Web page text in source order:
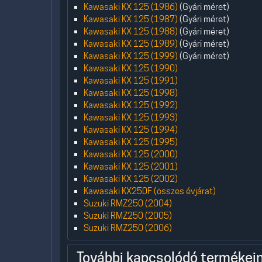
Kawasaki KX 125 (1986) (Gyári méret)
Kawasaki KX 125 (1987) (Gyári méret)
Kawasaki KX 125 (1988) (Gyári méret)
Kawasaki KX 125 (1989) (Gyári méret)
Kawasaki KX 125 (1999) (Gyári méret)
Kawasaki KX 125 (1990)
Kawasaki KX 125 (1991)
Kawasaki KX 125 (1998)
Kawasaki KX 125 (1992)
Kawasaki KX 125 (1993)
Kawasaki KX 125 (1994)
Kawasaki KX 125 (1995)
Kawasaki KX 125 (2000)
Kawasaki KX 125 (2001)
Kawasaki KX 125 (2002)
Kawasaki KX250F (összes évjárat)
Suzuki RMZ250 (2004)
Suzuki RMZ250 (2005)
Suzuki RMZ250 (2006)
További kapcsolódó